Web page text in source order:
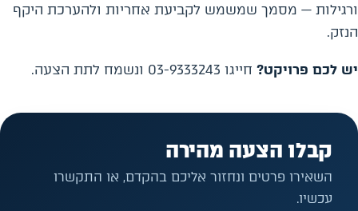
ורגילות — מסמך שמשמש לקביעת אחריות ולהערכת היקף
הנזק.
יש לכם פרויקט? חייגו 03-9333243 ונשמח לתת הצעה.
קבלו הצעה מהירה
השאירו פרטים ונחזור אליכם בהקדם, או התקשרו
עכשיו.